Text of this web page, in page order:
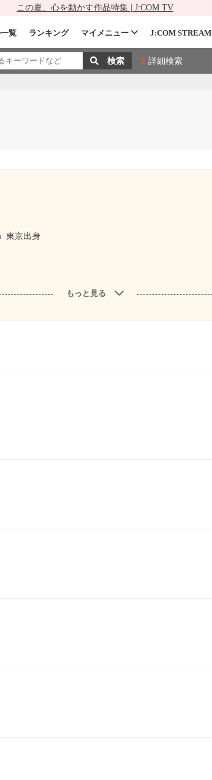
この夏、心を動かす作品特集 | J:COM TV
覧 ランキング マイメニュー J:COM STREAM
詳細検索
東京出身
もっと見る